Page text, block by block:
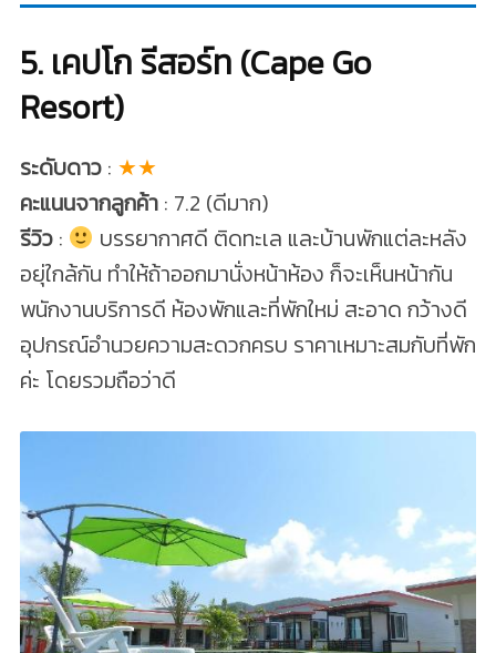
5. เคปโก รีสอร์ท (Cape Go
Resort)
ระดับดาว: ★★
คะแนนจากลูกค้า: 7.2 (ดีมาก)
รีวิว:
บรรยากาศดี ติดทะเล และบ้านพักแต่ละหลัง
อยุ่ใกล้กัน ทำให้ถ้าออกมานั่งหน้าห้อง ก็จะเห็นหน้ากัน
พนักงานบริการดี ห้องพักและที่พักใหม่ สะอาด กว้างดี
อุปกรณ์อำนวยความสะดวกครบ ราคาเหมาะสมกับที่พัก
ค่ะ โดยรวมถือว่าดี